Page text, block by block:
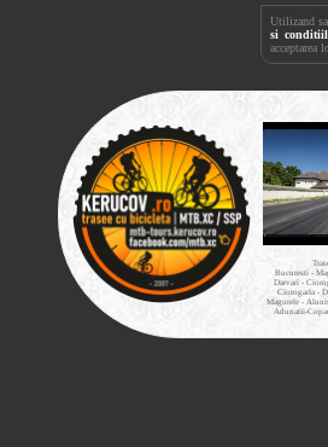
Utilizand
si
acceptarea
Bucuresti -
Darvari -
Ciorogarla -
Magurele -
Adunatii-